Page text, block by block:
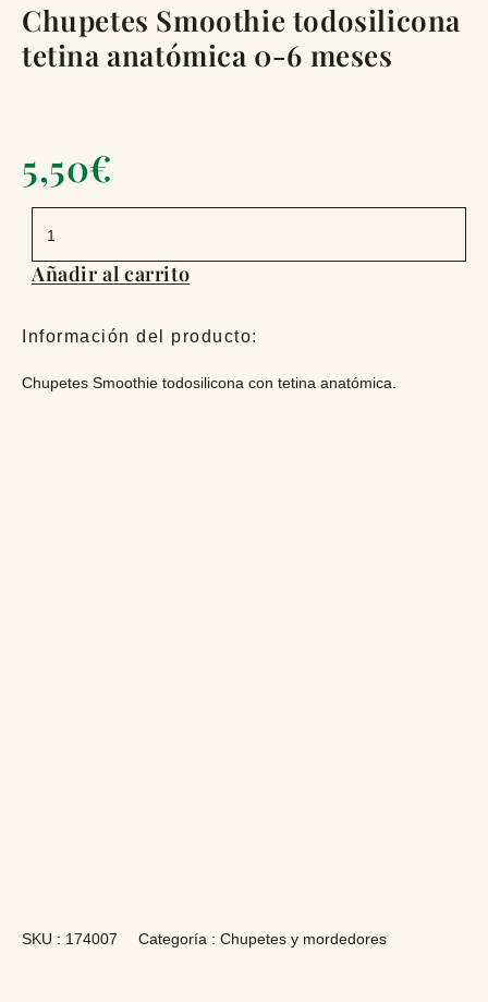
Chupetes Smoothie todosilicona
tetina anatómica 0-6 meses
5,50€
Chupetes
Smoothie
tetina
anatómica
meses
Añadir al carrito
Información del producto:
Chupetes Smoothie todosilicona con tetina anatómica.
SKU : 174007 Categoría : Chupetes y mordedores